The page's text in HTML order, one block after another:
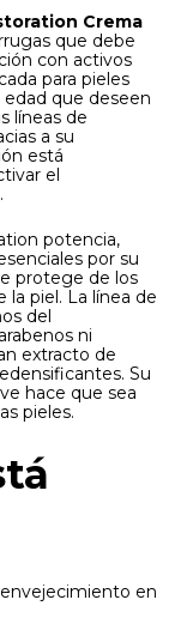
Crema
que debe
con activos
para pieles
que deseen
líneas de
a su
está
el
potencia,
por su
protege de los
la piel. La línea de
del
ni
extracto de
Su
hace que sea
pieles.
en